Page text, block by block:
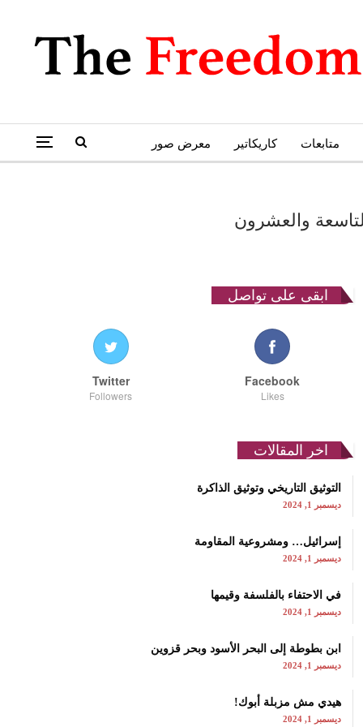
متابعات كاريكاتير معرض صور
والعشرون
ابقى على تواصل
Facebook
Likes
Twitter
Followers
اخر المقالات
التوثيق التاريخي وتوثيق الذاكرة
ديسمبر 1, 2024
إسرائيل… ومشروعية المقاومة
ديسمبر 1, 2024
في الاحتفاء بالفلسفة وقيمها
ديسمبر 1, 2024
ابن بطوطة إلى البحر الأسود وبحر قزوين
ديسمبر 1, 2024
هيدي مش مزبلة أبوك!
ديسمبر 1, 2024